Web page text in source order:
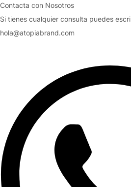
Contacta con Nosotros
Si tienes cualquier consulta puedes
hola@atopiabrand.com